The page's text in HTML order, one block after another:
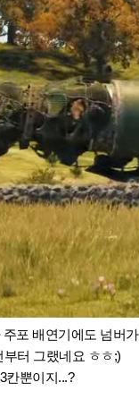
포 배연기에도 넘버
터 그랬네요 ㅎㅎ;)
칸뿐이지...?